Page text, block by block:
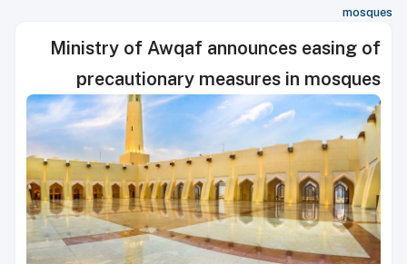
mosques
Ministry of Awqaf announces easing of
precautionary measures in mosques